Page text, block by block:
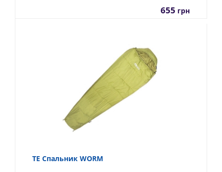
655 грн
TE Спальник WORM